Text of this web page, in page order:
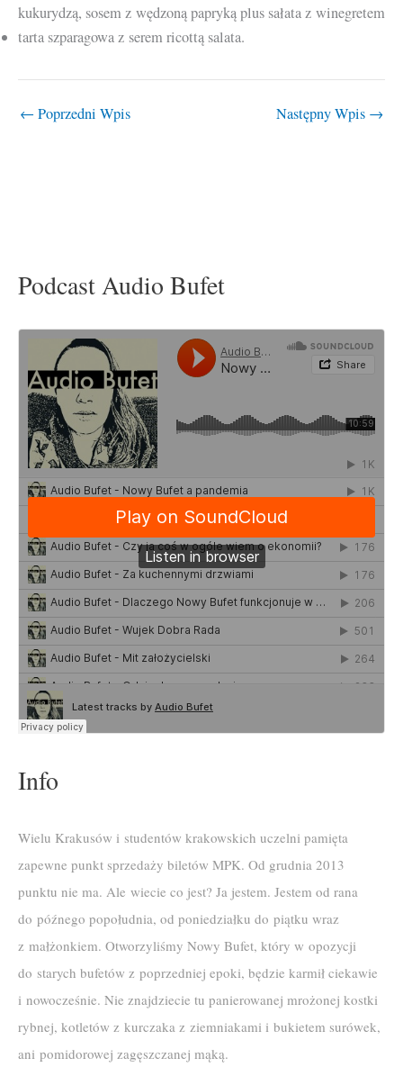
kukurydzą, sosem z wędzoną papryką plus sałata z winegretem
tarta szparagowa z serem ricottą salata.
← Poprzedni Wpis Następny Wpis →
Podcast Audio Bufet
Info
Wielu Krakusów i studentów krakowskich uczelni pamięta
zapewne punkt sprzedaży biletów MPK. Od grudnia 2013
punktu nie ma. Ale wiecie co jest? Ja jestem. Jestem od rana
do późnego popołudnia, od poniedziałku do piątku wraz
z małżonkiem. Otworzyliśmy Nowy Bufet, który w opozycji
do starych bufetów z poprzedniej epoki, będzie karmił ciekawie
i nowocześnie. Nie znajdziecie tu panierowanej mrożonej kostki
rybnej, kotletów z kurczaka z ziemniakami i bukietem surówek,
ani pomidorowej zagęszczanej mąką.